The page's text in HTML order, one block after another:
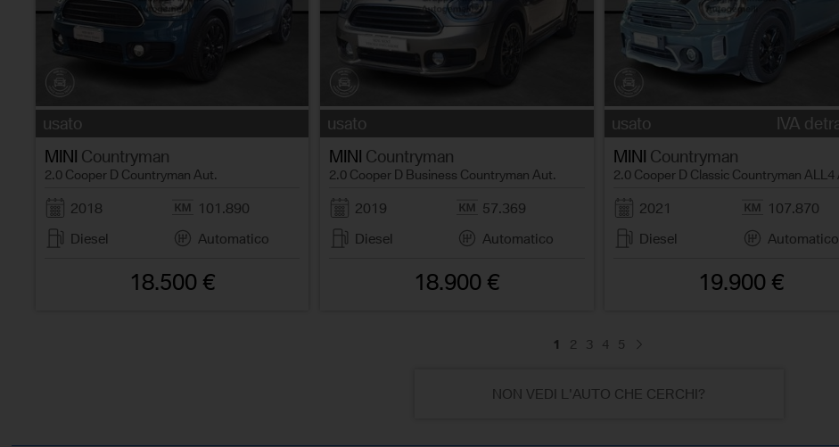
usato
MINI Countryman
2.0 Cooper D Countryman Aut.
2018
101.890
Diesel
Automatico
18.500 €
usato
MINI Countryman
2.0 Cooper D Business Countryman Aut.
2019
57.369
Diesel
Automatico
18.900 €
usato
IVA
MINI Countryman
2.0 Cooper D Classic Countryman ALL4
2021
107.870
Diesel
Automatico
19.900 €
1 2 3 4 5
NON VEDI L'AUTO CHE CERCHI?